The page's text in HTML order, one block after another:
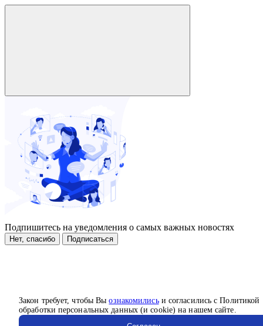
Закон требует, чтобы Выознакомилисьи согласились с Политикой
обработки персональных данных (и cookie) на нашем сайте.
Подпишитесь на уведомления о самых важных новостях
Нет, спасибо Подписаться